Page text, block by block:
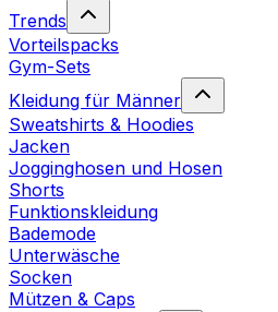
Trends
Vorteilspacks
Gym-Sets
Kleidung für Männer
Sweatshirts & Hoodies
Jacken
Jogginghosen und Hosen
Shorts
Funktionskleidung
Bademode
Unterwäsche
Socken
Mützen & Caps